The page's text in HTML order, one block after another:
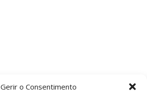
Gerir o Consentimento